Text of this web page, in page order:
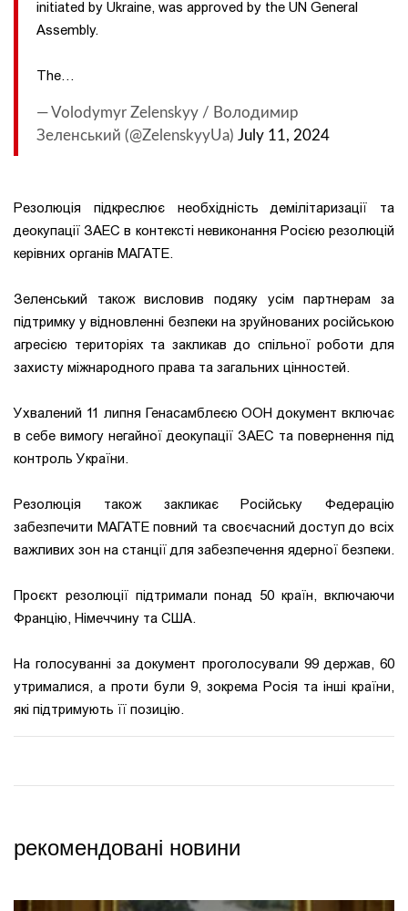
initiated by Ukraine, was approved by the UN General
Assembly.
The…
— Volodymyr Zelenskyy / Володимир
Зеленський (@ZelenskyyUa) July 11, 2024
Резолюція підкреслює необхідність демілітаризації та
деокупації ЗАЕС в контексті невиконання Росією резолюцій
керівних органів МАГАТЕ.
Зеленський також висловив подяку усім партнерам за
підтримку у відновленні безпеки на зруйнованих російською
агресією територіях та закликав до спільної роботи для
захисту міжнародного права та загальних цінностей.
Ухвалений 11 липня Генасамблеєю ООН документ включає
в себе вимогу негайної деокупації ЗАЕС та повернення під
контроль України.
Резолюція також закликає Російську Федерацію
забезпечити МАГАТЕ повний та своєчасний доступ до всіх
важливих зон на станції для забезпечення ядерної безпеки.
Проєкт резолюції підтримали понад 50 країн, включаючи
Францію, Німеччину та США.
На голосуванні за документ проголосували 99 держав, 60
утрималися, а проти були 9, зокрема Росія та інші країни,
які підтримують її позицію.
рекомендовані новини